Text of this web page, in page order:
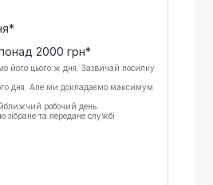
2000 грн*
його цього ж дня. Зазвичай посилку
дня. Але ми докладаємо максимум
робочий день.
та передане службі